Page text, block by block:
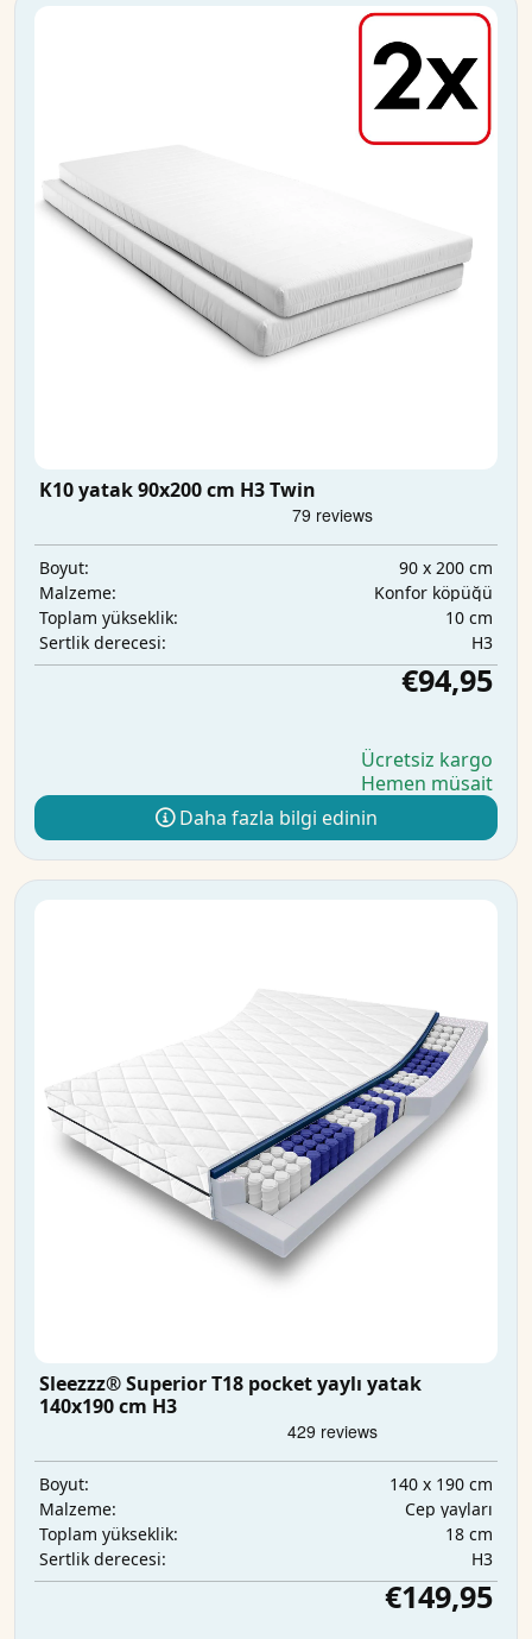
K10 yatak 90x200 cm H3 Twin
Boyut:
90 x 200 cm
Malzeme:
Konfor köpüğü
Toplam yükseklik:
10 cm
Sertlik derecesi:
H3
€94,95
Ücretsiz kargo
Hemen müsait
Daha fazla bilgi edinin
Sleezzz® Superior T18 pocket yaylı yatak
140x190 cm H3
Boyut:
140 x 190 cm
Malzeme:
Cep yayları
Toplam yükseklik:
18 cm
Sertlik derecesi:
H3
€149,95